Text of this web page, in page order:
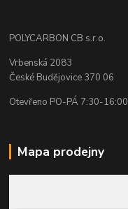
POLYCARBON CB s.r.o.
Vrbenská 2083
České Budějovice 370 06
Otevřeno PO-PÁ 7:30-16:00
Mapa prodejny